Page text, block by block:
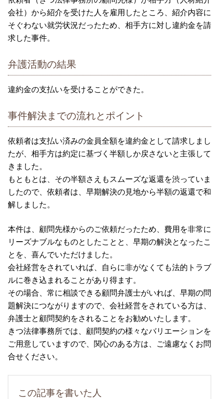
会社）から紹介を受けた人を雇用したところ、紹介内容に
そぐわない就労状況だったため、相手方に対し違約金を請
求した事件。
弁護活動の結果
違約金の支払いを受けることができた。
事件解決までの流れとポイント
依頼者は支払い済みの金員全額を違約金として請求しまし
たが、相手方は約定に基づく半額しか戻さないと主張して
きました。
もともとは、その半額さえもスムーズな返還を渋っていま
したので、依頼者は、早期解決の見地から半額の返還で和
解しました。
本件は、顧問先様からのご依頼だったため、費用を非常に
リーズナブルなものとしたことと、早期の解決となったこ
とを、喜んでいただけました。
会社経営をされていれば、自らに非がなくても法的トラブ
ルに巻き込まれることがあり得ます。
その場合、常に相談できる顧問弁護士がいれば、早期の問
題解決につながりますので、会社経営をされている方は、
弁護士と顧問契約をされることをお勧めいたします。
きつ法律事務所では、顧問契約の様々なバリエーションを
ご用意していますので、関心のある方は、ご遠慮なくお問
合せください。
この記事を書いた人